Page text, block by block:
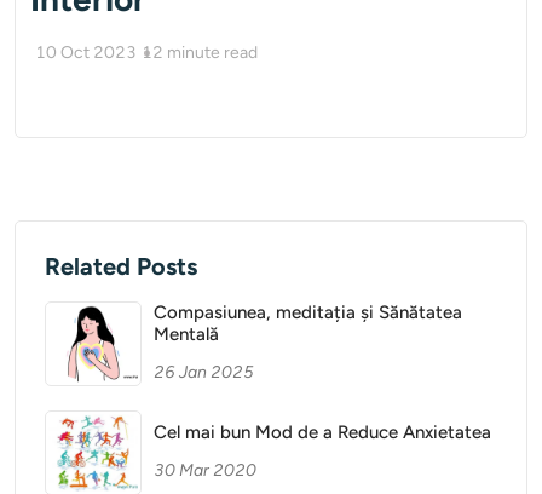
10 Oct 2023 12 minute read
Related Posts
Compasiunea, meditația și Sănătatea
Mentală
26 Jan 2025
Cel mai bun Mod de a Reduce Anxietatea
30 Mar 2020